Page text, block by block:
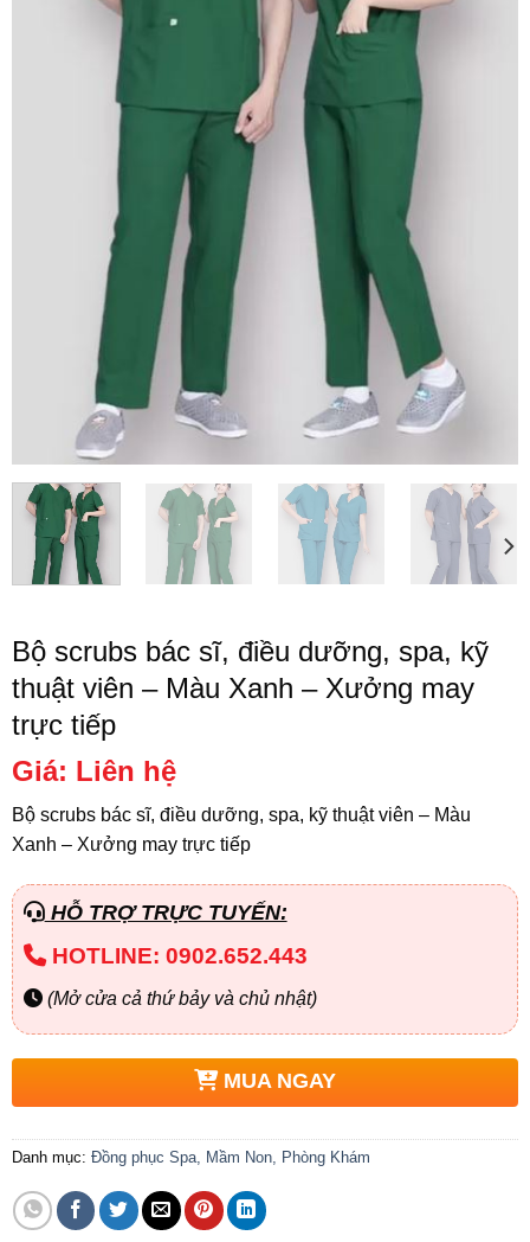
Bộ scrubs bác sĩ, điều dưỡng, spa, kỹ
thuật viên – Màu Xanh – Xưởng may
trực tiếp
Giá: Liên hệ
Bộ scrubs bác sĩ, điều dưỡng, spa, kỹ thuật viên – Màu
Xanh – Xưởng may trực tiếp
HỖ TRỢ TRỰC TUYẾN:
HOTLINE: 0902.652.443
(Mở cửa cả thứ bảy và chủ nhật)
MUA NGAY
Danh mục: Đồng phục Spa, Mầm Non, Phòng Khám